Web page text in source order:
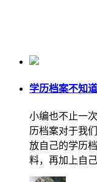
学历档案不知
小编也不止一
历档案对于我
放自己的学历
料，再加上自